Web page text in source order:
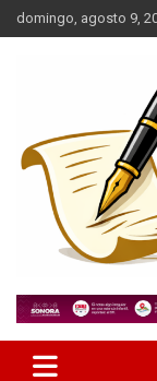
Saltar
al
domingo, agosto 9,
Mi Carta